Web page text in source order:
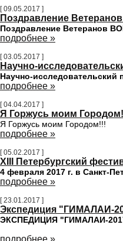
[ 09.05.2017 ]
Поздравление
Поздравление Ветеранов
подробнее »
[ 03.05.2017 ]
Научно-
Научно-исследовательский
подробнее »
[ 04.04.2017 ]
Я Горжусь моим
Я Горжусь моим Городом!!!
подробнее »
[ 05.02.2017 ]
XIII Петербургский
4 февраля 2017 г. в Санкт-
подробнее »
[ 23.01.2017 ]
Экспедиция "ГИМАЛАИ-
ЭКСПЕДИЦИЯ "ГИМАЛАИ-
подробнее »